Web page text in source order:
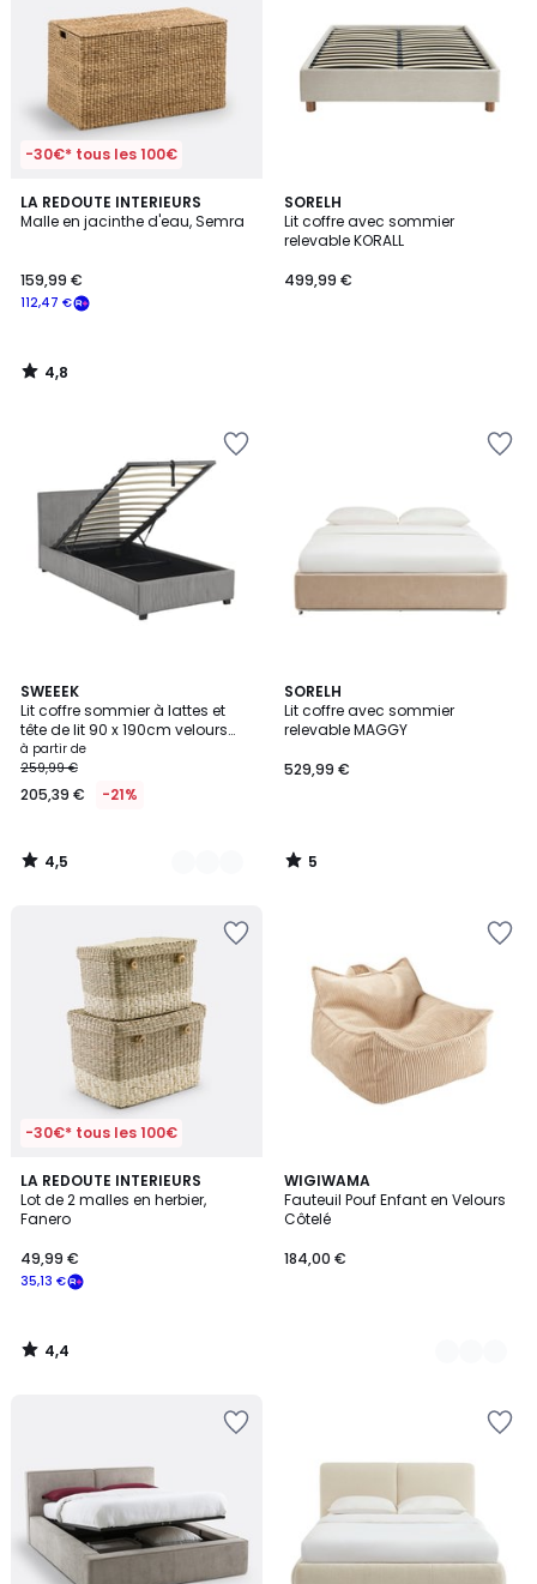
-30€* tous les 100€
LA REDOUTE INTERIEURS
Malle en jacinthe d'eau, Semra
112,47 €
159,99 €
4,8
/ 5
4,8
/
SORELH
Lit coffre avec sommier
relevable KORALL
499,99 €
SWEEEK
Lit coffre sommier à lattes et
tête de lit 90 x 190cm velours
côtelé (grosse côte) AVALON
à partir de
259,99 €
205,39 € -21%
4,5
/ 5
3
Couleurs
4,5
/
SORELH
Lit coffre avec sommier
relevable MAGGY
529,99 €
5
/
5
5
/
-30€* tous les 100€
LA REDOUTE INTERIEURS
Lot de 2 malles en herbier,
Fanero
35,13 €
49,99 €
4,4
/ 5
4,4
/
WIGIWAMA
Fauteuil Pouf Enfant en Velours
Côtelé
184,00 €
6
Couleurs